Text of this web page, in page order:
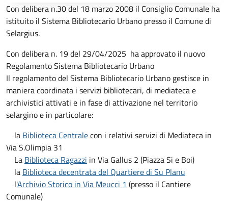
Con delibera n.30 del 18 marzo 2008 il Consiglio Comunale ha
istituito il Sistema Bibliotecario Urbano presso il Comune di
Selargius.
Con delibera n. 19 del 29/04/2025 ha approvato il nuovo
Regolamento Sistema Bibliotecario Urbano
Il regolamento del Sistema Bibliotecario Urbano gestisce in
maniera coordinata i servizi bibliotecari, di mediateca e
archivistici attivati e in fase di attivazione nel territorio
selargino e in particolare:
la Biblioteca Centralecon i relativi servizi di Mediateca in
Via S.Olimpia 31
La Biblioteca Ragazzi in Via Gallus 2 (Piazza Si e Boi)
la Biblioteca decentrata del Quartiere di Su Planu
l'Archivio Storico in Via Meucci 1 (presso il Cantiere
Comunale)